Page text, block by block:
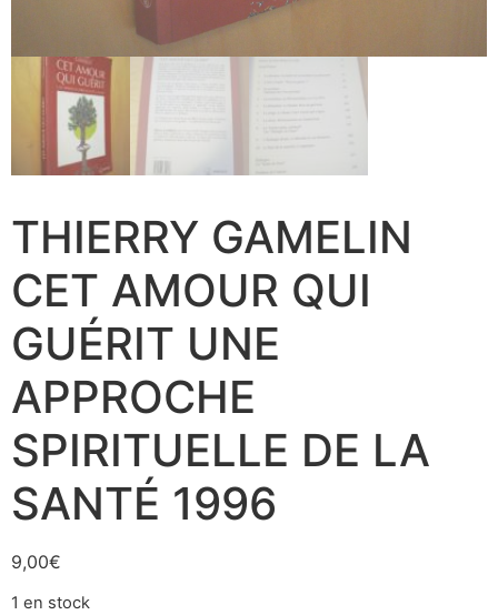
THIERRY GAMELIN
CET AMOUR QUI
GUÉRIT UNE
APPROCHE
SPIRITUELLE DE LA
SANTÉ 1996
9,00€
1 en stock